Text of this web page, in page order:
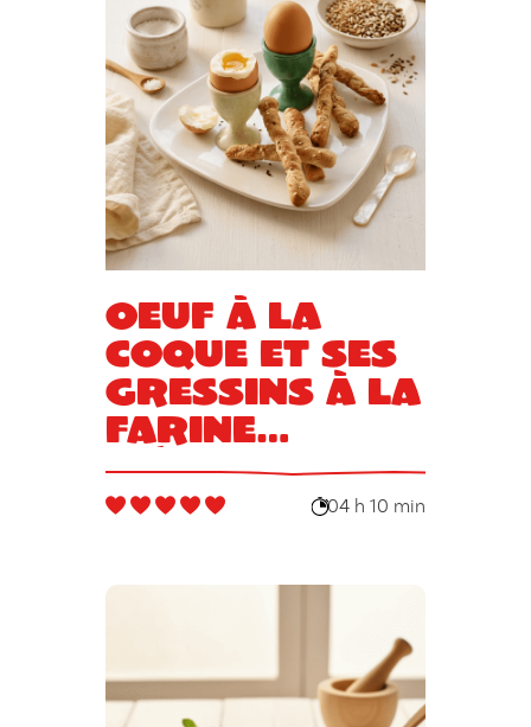
Oeuf à la
coque et ses
gressins à la
farine
d’épeautre et
graines
04 h 10 min